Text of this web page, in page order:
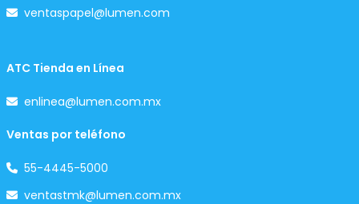
ventaspapel@lumen.com
ATC Tienda en Línea
enlinea@lumen.com.mx
Ventas por teléfono
55-4445-5000
ventastmk@lumen.com.mx